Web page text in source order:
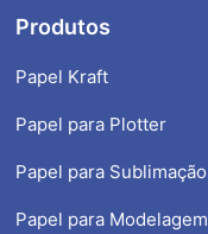
Produtos
Papel Kraft
Papel para Plotter
Papel para Sublimação
Papel para Modelagem